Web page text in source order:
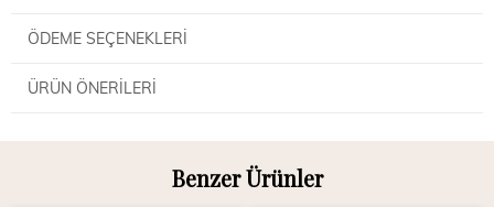
ÖDEME SEÇENEKLERI
ÜRÜN ÖNERILERI
Benzer Ürünler